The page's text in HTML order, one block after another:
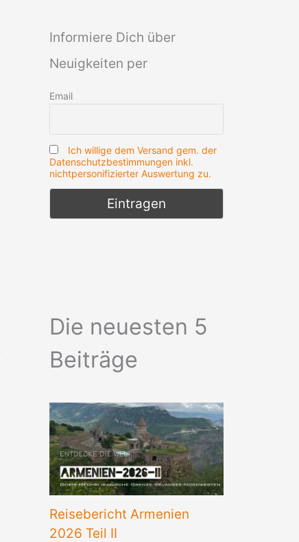
Informiere Dich über
Neuigkeiten per
Email
Ich willige dem Versand gem. der
Datenschutzbestimmungen inkl.
nichtpersonifizierter Auswertung zu.
Die neuesten 5
Beiträge
Reisebericht Armenien
2026 Teil II